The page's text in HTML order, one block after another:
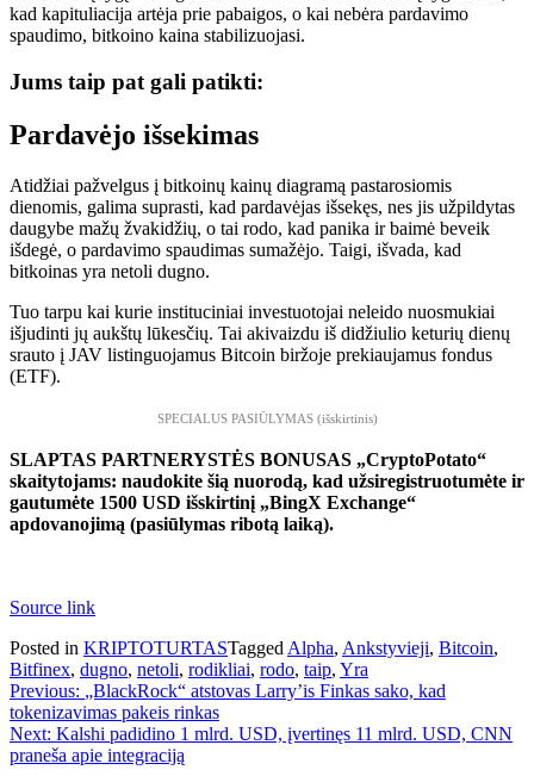
kad kapituliacija artėja prie pabaigos, o kai nebėra pardavimo
spaudimo, bitkoino kaina stabilizuojasi.
Jums taip pat gali patikti:
Pardavėjo išsekimas
Atidžiai pažvelgus į bitkoinų kainų diagramą pastarosiomis
dienomis, galima suprasti, kad pardavėjas išsekęs, nes jis užpildytas
daugybe mažų žvakidžių, o tai rodo, kad panika ir baimė beveik
išdegė, o pardavimo spaudimas sumažėjo. Taigi, išvada, kad
bitkoinas yra netoli dugno.
Tuo tarpu kai kurie instituciniai investuotojai neleido nuosmukiai
išjudinti jų aukštų lūkesčių. Tai akivaizdu iš didžiulio keturių dienų
srauto į JAV listinguojamus Bitcoin biržoje prekiaujamus fondus
(ETF).
SPECIALUS PASIŪLYMAS (išskirtinis)
SLAPTAS PARTNERYSTĖS BONUSAS „CryptoPotato“
skaitytojams: naudokite šią nuorodą, kad užsiregistruotumėte ir
gautumėte 1500 USD išskirtinį „BingX Exchange“
apdovanojimą (pasiūlymas ribotą laiką).
Source link
Posted in KRIPTOTURTASTagged Alpha, Ankstyvieji, Bitcoin,
Bitfinex, dugno, netoli, rodikliai, rodo, taip, Yra
Navigacija
tarp
įrašų
Previous: „BlackRock“ atstovas Larry’is Finkas sako, kad
tokenizavimas pakeis rinkas
Next: Kalshi padidino 1 mlrd. USD, įvertinęs 11 mlrd. USD, CNN
praneša apie integraciją